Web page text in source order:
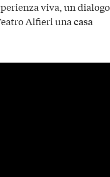
viva, un dialogo
Alfieri unacasa